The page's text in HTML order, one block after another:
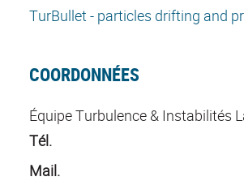
TurBullet - particles drifting and
COORDONNÉES
Équipe Turbulence & Instabilités
Tél.
Mail.